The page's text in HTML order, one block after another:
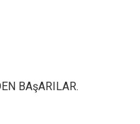
BAşARILAR.